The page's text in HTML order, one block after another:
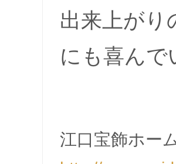
出来上がり
にも喜んで
江口宝飾ホー